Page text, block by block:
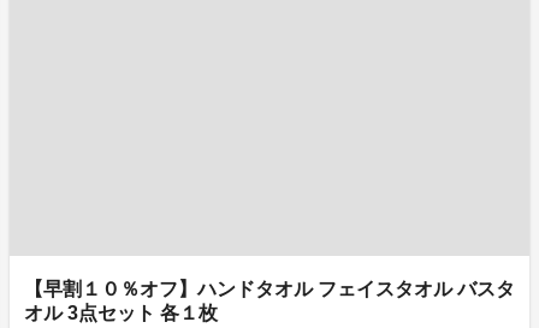
【早割１０％オフ】ハンドタオル フェイスタオル バスタ
オル 3点セット 各１枚